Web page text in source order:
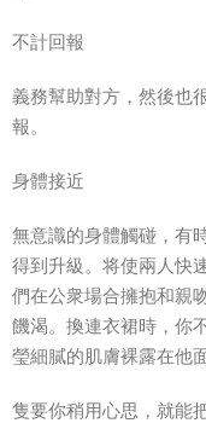
不計回報
義務幫助對方，然後也
報。
身體接近
無意識的身體觸碰，有
得到升級。将使兩人快
們在公衆場合擁抱和親
饑渴。換連衣裙時，你
瑩細膩的肌膚裸露在他
隻要你稍用心思，就能